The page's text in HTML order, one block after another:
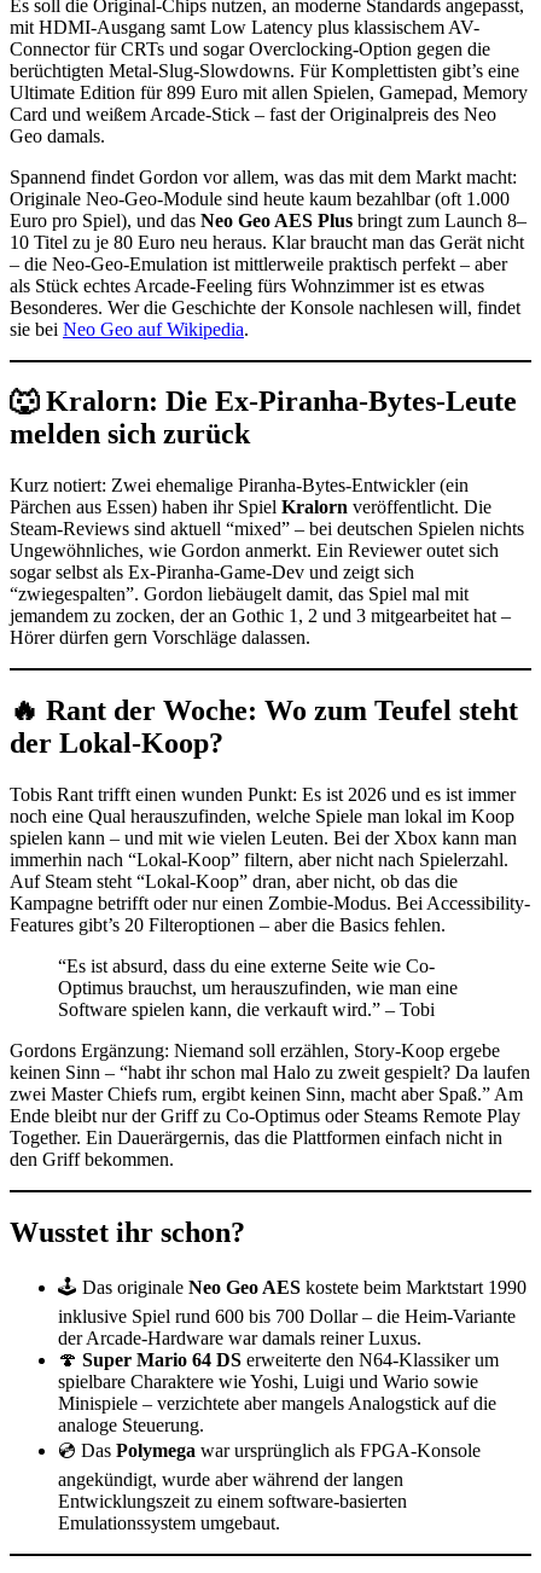
Es soll die Original-Chips nutzen, an moderne Standards angepasst,
mit HDMI-Ausgang samt Low Latency plus klassischem AV-
Connector für CRTs und sogar Overclocking-Option gegen die
berüchtigten Metal-Slug-Slowdowns. Für Komplettisten gibt’s eine
Ultimate Edition für 899 Euro mit allen Spielen, Gamepad, Memory
Card und weißem Arcade-Stick – fast der Originalpreis des Neo
Geo damals.
Spannend findet Gordon vor allem, was das mit dem Markt macht:
Originale Neo-Geo-Module sind heute kaum bezahlbar (oft 1.000
Euro pro Spiel), und das Neo Geo AES Plus bringt zum Launch 8–
10 Titel zu je 80 Euro neu heraus. Klar braucht man das Gerät nicht
– die Neo-Geo-Emulation ist mittlerweile praktisch perfekt – aber
als Stück echtes Arcade-Feeling fürs Wohnzimmer ist es etwas
Besonderes. Wer die Geschichte der Konsole nachlesen will, findet
sie bei Neo Geo auf Wikipedia.
🐺 Kralorn: Die Ex-Piranha-Bytes-Leute
melden sich zurück
Kurz notiert: Zwei ehemalige Piranha-Bytes-Entwickler (ein
Pärchen aus Essen) haben ihr Spiel Kralorn veröffentlicht. Die
Steam-Reviews sind aktuell “mixed” – bei deutschen Spielen nichts
Ungewöhnliches, wie Gordon anmerkt. Ein Reviewer outet sich
sogar selbst als Ex-Piranha-Game-Dev und zeigt sich
“zwiegespalten”. Gordon liebäugelt damit, das Spiel mal mit
jemandem zu zocken, der an Gothic 1, 2 und 3 mitgearbeitet hat –
Hörer dürfen gern Vorschläge dalassen.
🔥 Rant der Woche: Wo zum Teufel steht
der Lokal-Koop?
Tobis Rant trifft einen wunden Punkt: Es ist 2026 und es ist immer
noch eine Qual herauszufinden, welche Spiele man lokal im Koop
spielen kann – und mit wie vielen Leuten. Bei der Xbox kann man
immerhin nach “Lokal-Koop” filtern, aber nicht nach Spielerzahl.
Auf Steam steht “Lokal-Koop” dran, aber nicht, ob das die
Kampagne betrifft oder nur einen Zombie-Modus. Bei Accessibility-
Features gibt’s 20 Filteroptionen – aber die Basics fehlen.
“Es ist absurd, dass du eine externe Seite wie Co-
Optimus brauchst, um herauszufinden, wie man eine
Software spielen kann, die verkauft wird.” – Tobi
Gordons Ergänzung: Niemand soll erzählen, Story-Koop ergebe
keinen Sinn – “habt ihr schon mal Halo zu zweit gespielt? Da laufen
zwei Master Chiefs rum, ergibt keinen Sinn, macht aber Spaß.” Am
Ende bleibt nur der Griff zu Co-Optimus oder Steams Remote Play
Together. Ein Dauerärgernis, das die Plattformen einfach nicht in
den Griff bekommen.
Wusstet ihr schon?
🕹️ Das originale Neo Geo AES kostete beim Marktstart 1990
inklusive Spiel rund 600 bis 700 Dollar – die Heim-Variante
der Arcade-Hardware war damals reiner Luxus.
🍄 Super Mario 64 DS erweiterte den N64-Klassiker um
spielbare Charaktere wie Yoshi, Luigi und Wario sowie
Minispiele – verzichtete aber mangels Analogstick auf die
analoge Steuerung.
💿 Das Polymega war ursprünglich als FPGA-Konsole
angekündigt, wurde aber während der langen
Entwicklungszeit zu einem software-basierten
Emulationssystem umgebaut.